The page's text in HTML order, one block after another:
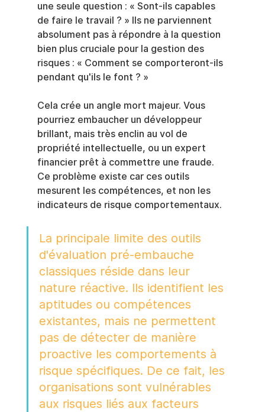
une seule question : « Sont-ils capables
de faire le travail ? » Ils ne parviennent
absolument pas à répondre à la question
bien plus cruciale pour la gestion des
risques : « Comment se comporteront-ils
pendant qu'ils le font ? »
Cela crée un angle mort majeur. Vous
pourriez embaucher un développeur
brillant, mais très enclin au vol de
propriété intellectuelle, ou un expert
financier prêt à commettre une fraude.
Ce problème existe car ces outils
mesurent les compétences, et non les
indicateurs de risque comportementaux.
La principale limite des outils
d'évaluation pré-embauche
classiques réside dans leur
nature réactive. Ils identifient les
aptitudes ou compétences
existantes, mais ne permettent
pas de détecter de manière
proactive les comportements à
risque spécifiques. De ce fait, les
organisations sont vulnérables
aux risques liés aux facteurs